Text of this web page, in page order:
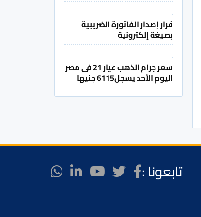
قرار إصدار الفاتورة الضريبية
بصيغة إلكترونية
سعر جرام الذهب عيار 21 فى مصر
اليوم الأحد يسجل6115 جنيها
تابعونا :